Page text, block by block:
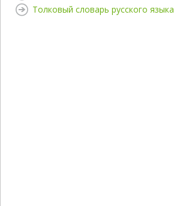
Толковый словарь русского языка